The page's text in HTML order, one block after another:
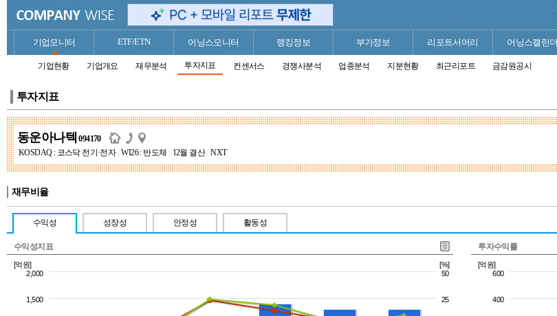
기업모니터 ETF/ETN 어닝스모니터 랭킹정보 부가정보 리포트서머리 어닝스캘린
기업현황 기업개요 재무분석 투자지표 컨센서스 경쟁사분석 업종분석 지분현황 최근리포트 금감원공시
투자지표
동운아나텍 094170
KOSDAQ : 코스닥 전기·전자 WI26 : 반도체 12월 결산 NXT
재무비율
수익성 성장성 안정성 활동성
수익성지표
[억원] [%]
1,500
2,000
25
50
투자수익률
[억원]
400
600